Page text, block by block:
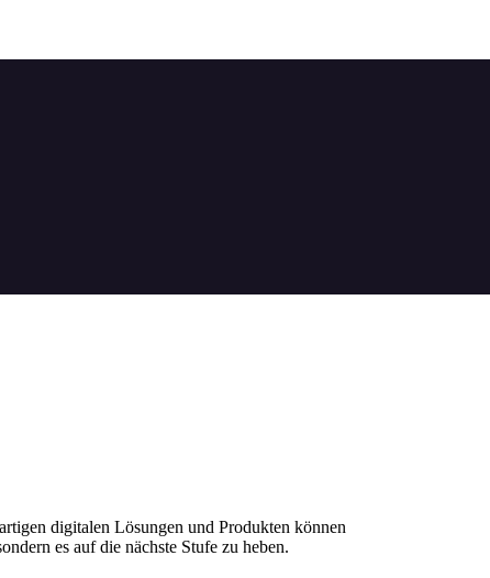
digitalen Lösungen und Produkten können
es auf die nächste Stufe zu heben.